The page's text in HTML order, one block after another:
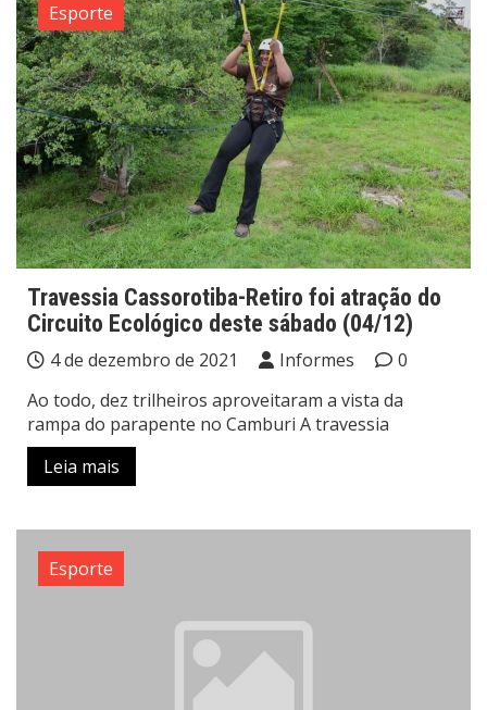
Esporte
Travessia Cassorotiba-Retiro foi atração do
Circuito Ecológico deste sábado (04/12)
4 de dezembro de 2021 Informes
0
Ao todo, dez trilheiros aproveitaram a vista da
rampa do parapente no Camburi A travessia
Leia mais
Esporte